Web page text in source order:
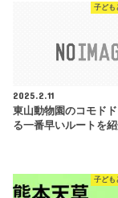
子ども
2025.2.11
東山動物園のコモド
る一番早いルートを
子ども